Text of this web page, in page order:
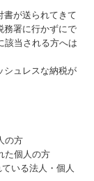
書が送られてきて
務署に行かずにで
該当される方へは
シュレスな納税が
の方
た個人の方
いる法人・個人